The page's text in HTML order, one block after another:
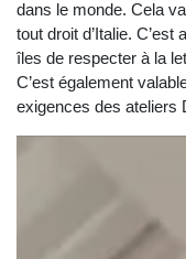
dans le monde. Cela
tout droit d’Italie.
îles de respecter à la
C’est également
exigences des ateliers